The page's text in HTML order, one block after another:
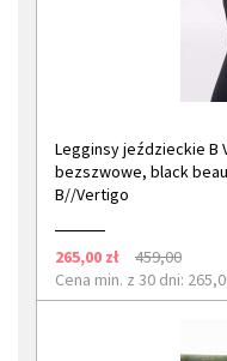
Legginsy jeździeckie B
bezszwowe, black
B//Vertigo
265,00 zł
459,00
Cena min. z 30 dni: